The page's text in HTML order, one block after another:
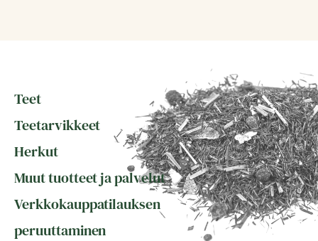
Teet
Teetarvikkeet
Herkut
Muut tuotteet ja palvelut
Verkkokauppatilauksen
peruuttaminen